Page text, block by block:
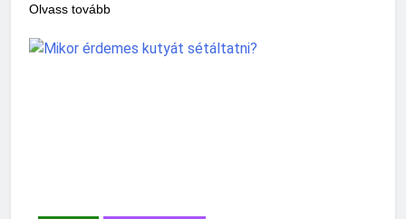
Olvass tovább